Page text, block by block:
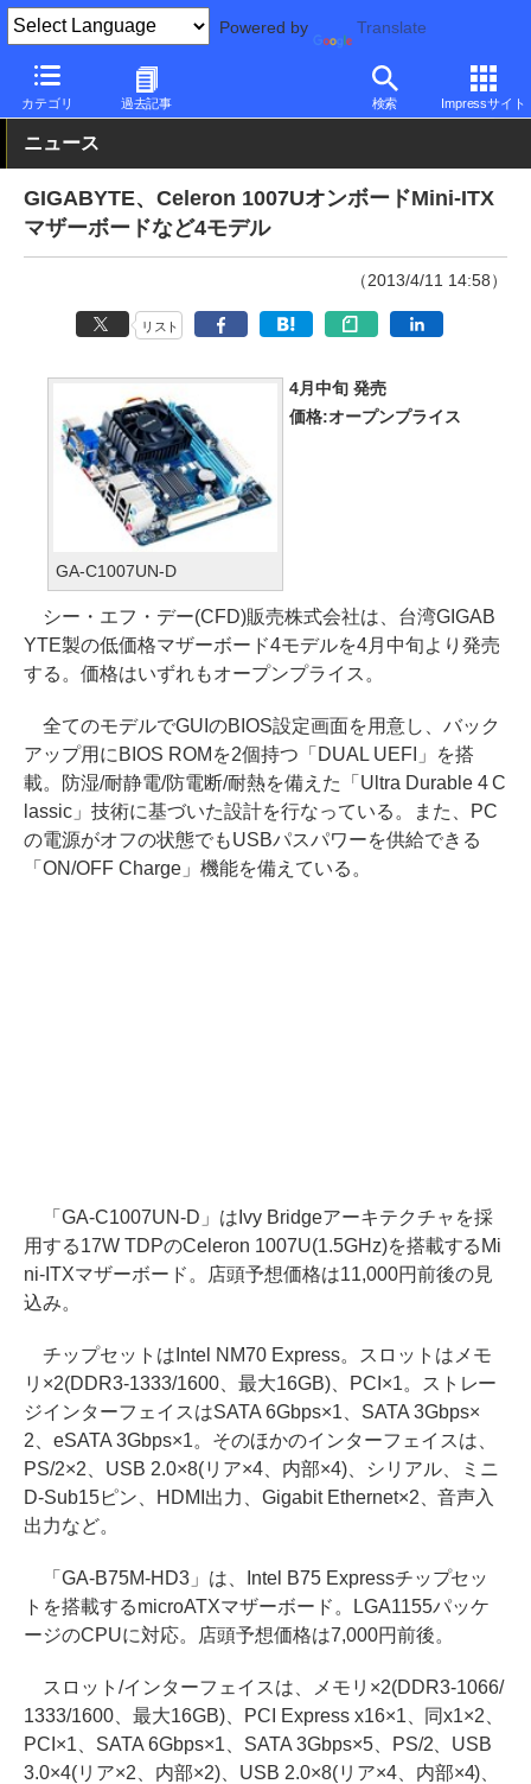
Powered by Translate
カテゴリ 過去記事 検索 Impressサイト
PC Watch 半導体/周辺機器 マザーボード
ニュース
GIGABYTE、Celeron 1007UオンボードMini-ITX
マザーボードなど4モデル
（2013/4/11 14:58）
リスト
GA-C1007UN-D
4月中旬 発売
価格:オープンプライス
シー・エフ・デー(CFD)販売株式会社は、台湾GIGAB
YTE製の低価格マザーボード4モデルを4月中旬より発売
する。価格はいずれもオープンプライス。
全てのモデルでGUIのBIOS設定画面を用意し、バック
アップ用にBIOS ROMを2個持つ「DUAL UEFI」を搭
載。防湿/耐静電/防電断/耐熱を備えた「Ultra Durable 4 C
lassic」技術に基づいた設計を行なっている。また、PC
の電源がオフの状態でもUSBパスパワーを供給できる
「ON/OFF Charge」機能を備えている。
「GA-C1007UN-D」はIvy Bridgeアーキテクチャを採
用する17W TDPのCeleron 1007U(1.5GHz)を搭載するMi
ni-ITXマザーボード。店頭予想価格は11,000円前後の見
込み。
チップセットはIntel NM70 Express。スロットはメモ
リ×2(DDR3-1333/1600、最大16GB)、PCI×1。ストレー
ジインターフェイスはSATA 6Gbps×1、SATA 3Gbps×
2、eSATA 3Gbps×1。そのほかのインターフェイスは、
PS/2×2、USB 2.0×8(リア×4、内部×4)、シリアル、ミニ
D-Sub15ピン、HDMI出力、Gigabit Ethernet×2、音声入
出力など。
「GA-B75M-HD3」は、Intel B75 Expressチップセッ
トを搭載するmicroATXマザーボード。LGA1155パッケ
ージのCPUに対応。店頭予想価格は7,000円前後。
スロット/インターフェイスは、メモリ×2(DDR3-1066/
1333/1600、最大16GB)、PCI Express x16×1、同x1×2、
PCI×1、SATA 6Gbps×1、SATA 3Gbps×5、PS/2、USB
3.0×4(リア×2、内部×2)、USB 2.0×8(リア×4、内部×4)、